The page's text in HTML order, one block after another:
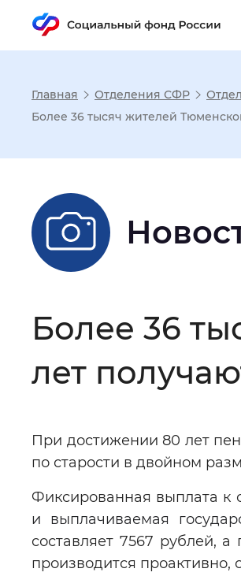
Шрифт: Без
Цвет сайта:
Изображения :
Звуковой ассистент:
Главная Отделения СФР
Более 36 тысяч жителей
Более 36
лет
При достижении 80 лет
по старости в двойном
Фиксированная выплата к
и выплачиваемая
составляет 7567 рублей,
производится